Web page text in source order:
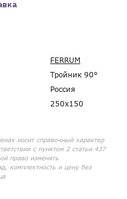
FERRUM
Тройник 90°
Россия
250x150
носит справочный характер
с пунктом 2 статьи 437
право изменять
комплектность и цену без